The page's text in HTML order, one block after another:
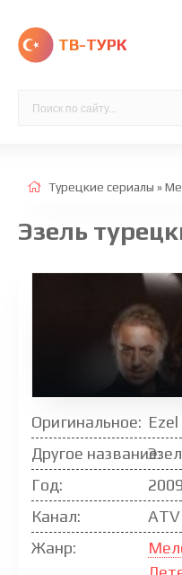
ТВ-ТУРК
Турецкие сериалы »
Эзель
Оригинальное: Ezel
Другое название:
Год:
Канал:
ATV
Жанр: